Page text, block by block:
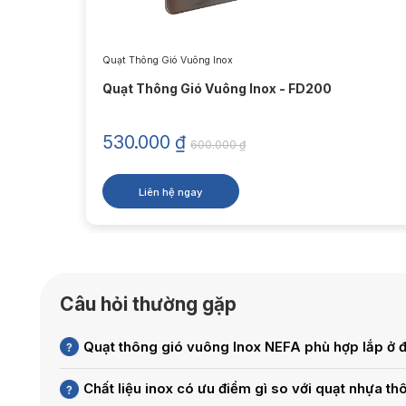
3.
như
Động
Lưới
đặc
Quạt Thông Gió Vuông Inox
Quạt Thông Gió Vuông Inox - FD200
530.000 ₫ 600.000₫
Liên hệ ngay
Câu hỏi thường gặp
Quạt thông gió vuông Inox NEFA phù hợp lắp ở
Chất liệu inox có ưu điểm gì so với quạt nhựa